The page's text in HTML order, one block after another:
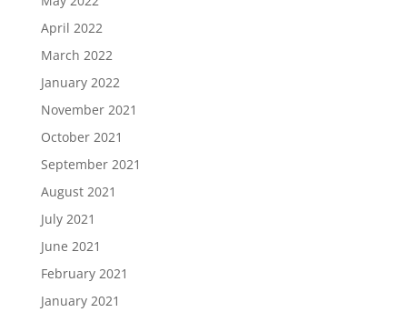
April 2022
March 2022
January 2022
November 2021
October 2021
September 2021
August 2021
July 2021
June 2021
February 2021
January 2021